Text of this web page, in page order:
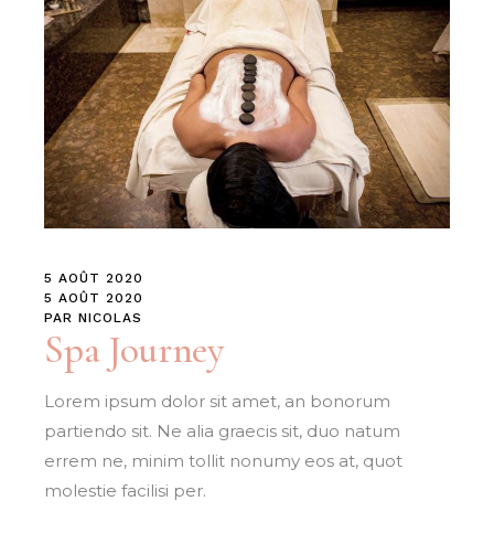
5 AOÛT 2020
5 AOÛT 2020
PAR NICOLAS
Spa Journey
Lorem ipsum dolor sit amet, an bonorum
partiendo sit. Ne alia graecis sit, duo natum
errem ne, minim tollit nonumy eos at, quot
molestie facilisi per.